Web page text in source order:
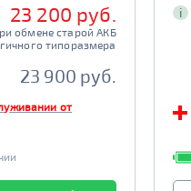
23 200 руб.
обмене старой АКБ
типоразмера
23 900 руб.
от
i